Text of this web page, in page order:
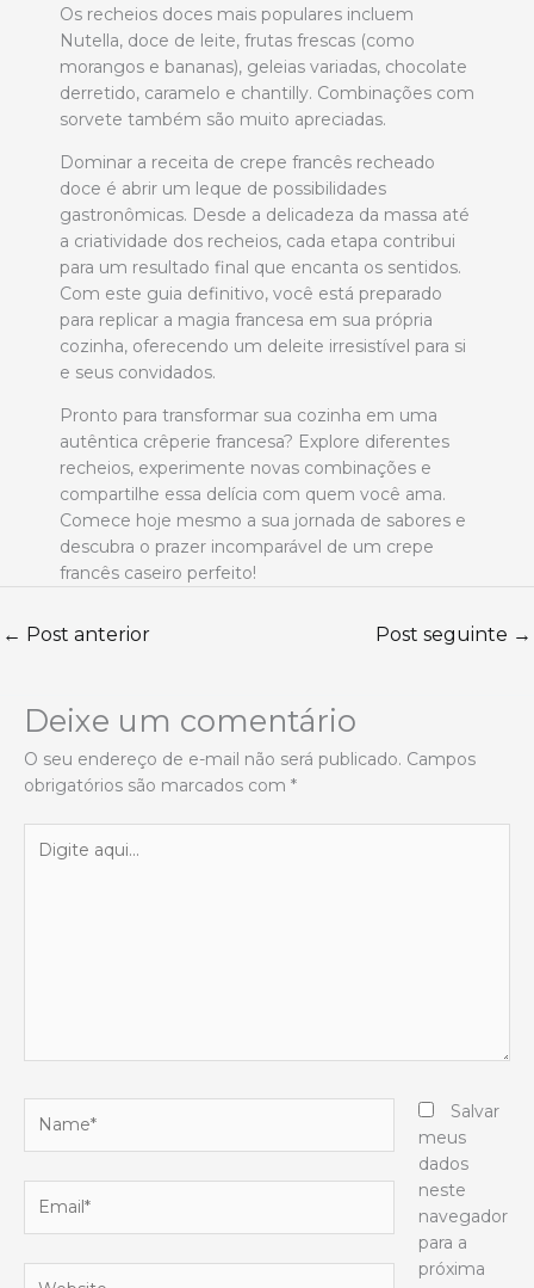
Os recheios doces mais populares incluem
Nutella, doce de leite, frutas frescas (como
morangos e bananas), geleias variadas, chocolate
derretido, caramelo e chantilly. Combinações com
sorvete também são muito apreciadas.
Dominar a receita de crepe francês recheado
doce é abrir um leque de possibilidades
gastronômicas. Desde a delicadeza da massa até
a criatividade dos recheios, cada etapa contribui
para um resultado final que encanta os sentidos.
Com este guia definitivo, você está preparado
para replicar a magia francesa em sua própria
cozinha, oferecendo um deleite irresistível para si
e seus convidados.
Pronto para transformar sua cozinha em uma
autêntica crêperie francesa? Explore diferentes
recheios, experimente novas combinações e
compartilhe essa delícia com quem você ama.
Comece hoje mesmo a sua jornada de sabores e
descubra o prazer incomparável de um crepe
francês caseiro perfeito!
← Post anterior Post seguinte →
Deixe um comentário
O seu endereço de e-mail não será publicado. Campos
obrigatórios são marcados com *
aqui...
Salvar
meus
dados
neste
navegador
para a
próxima